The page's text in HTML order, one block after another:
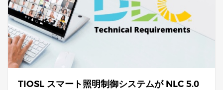
TIOSL スマート照明制御システムが NLC 5.0